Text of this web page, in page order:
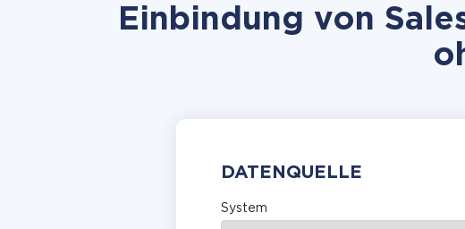
Einbindung von
DATENQUELLE
System